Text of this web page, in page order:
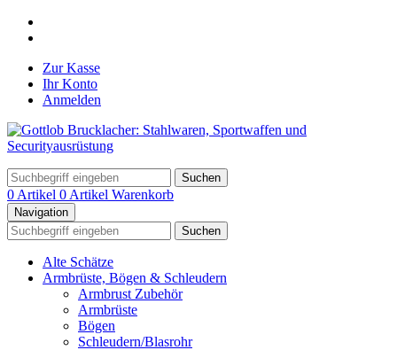
Zur Kasse
Ihr Konto
Anmelden
Suchen
0 Artikel 0 Artikel Warenkorb
Navigation
Suchen
Alte Schätze
Armbrüste, Bögen & Schleudern
Armbrust Zubehör
Armbrüste
Bögen
Schleudern/Blasrohr